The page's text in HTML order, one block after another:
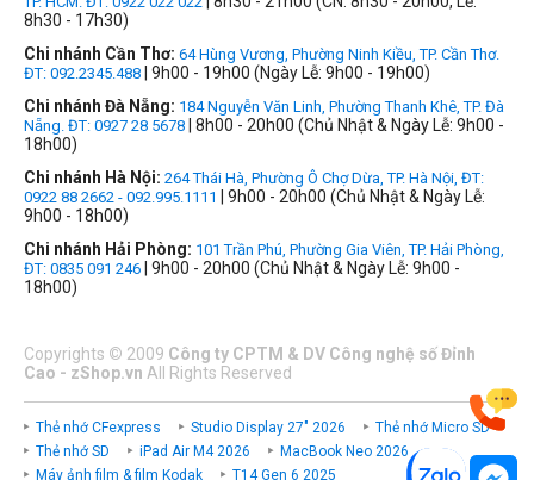
8h30 - 17h30)
Chi nhánh Cần Thơ: 64 Hùng Vương, Phường Ninh Kiều, TP. Cần Thơ.
ĐT: 092.2345.488 | 9h00 - 19h00 (Ngày Lễ: 9h00 - 19h00)
Chi nhánh Đà Nẵng: 184 Nguyễn Văn Linh, Phường Thanh Khê, TP. Đà
Nẵng. ĐT: 0927 28 5678 | 8h00 - 20h00 (Chủ Nhật & Ngày Lễ: 9h00 -
18h00)
Chi nhánh Hà Nội: 264 Thái Hà, Phường Ô Chợ Dừa, TP. Hà Nội, ĐT:
0922 88 2662 - 092.995.1111
| 9h00 - 20h00 (Chủ Nhật & Ngày Lễ:
9h00 - 18h00)
Chi nhánh Hải Phòng: 101 Trần Phú, Phường Gia Viên, TP. Hải Phòng,
ĐT: 0835 091 246 | 9h00 - 20h00 (Chủ Nhật & Ngày Lễ: 9h00 -
18h00)
Copyrights © 2009 Công ty CPTM & DV Công nghệ số Đỉnh
Cao - zShop.vn All Rights Reserved
Thẻ nhớ CFexpress Studio Display 27" 2026
Thẻ nhớ Micro SD
Thẻ nhớ SD
iPad Air M4 2026
MacBook Neo 2026
Máy ảnh film & film Kodak
T14 Gen 6 2025